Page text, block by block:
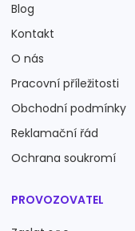
Blog
Kontakt
O nás
Pracovní příležitosti
Obchodní podmínky
Reklamační řád
Ochrana soukromí
PROVOZOVATEL